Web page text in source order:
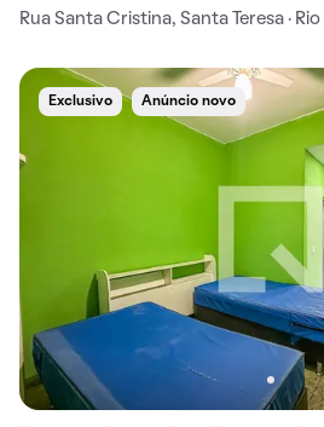
Rua Santa Cristina, Santa Teresa ·
Exclusivo Anúncio novo